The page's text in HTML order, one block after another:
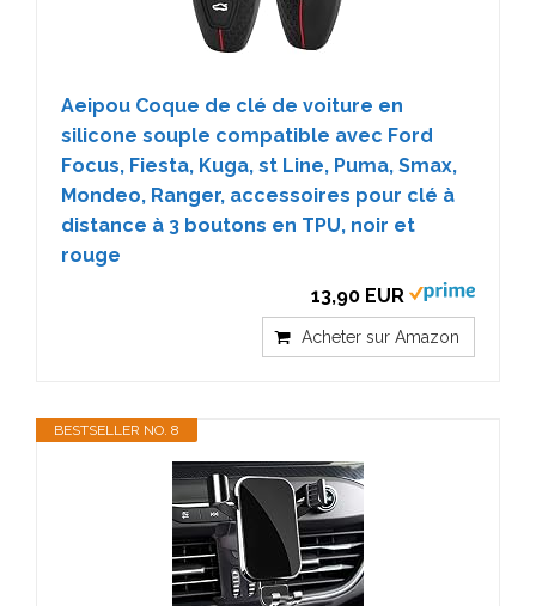
Aeipou Coque de clé de voiture en
silicone souple compatible avec Ford
Focus, Fiesta, Kuga, st Line, Puma, Smax,
Mondeo, Ranger, accessoires pour clé à
distance à 3 boutons en TPU, noir et
rouge
13,90 EUR
Acheter sur Amazon
BESTSELLER NO. 8